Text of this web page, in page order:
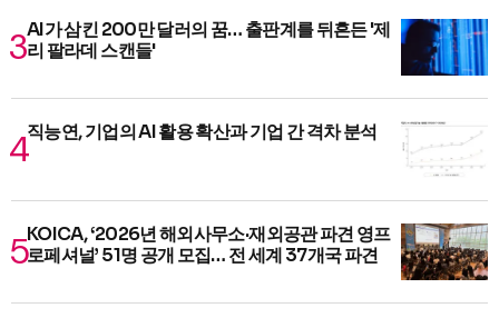
AI가 삼킨 200만 달러의 꿈… 출판계를 뒤흔든 '제
리 팔라데 스캔들'
직능연, 기업의 AI 활용 확산과 기업 간 격차 분석
KOICA, ‘2026년 해외사무소·재외공관 파견 영프
로페셔널’ 51명 공개 모집… 전 세계 37개국 파견